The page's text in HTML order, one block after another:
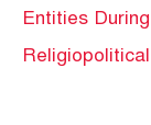
Entities